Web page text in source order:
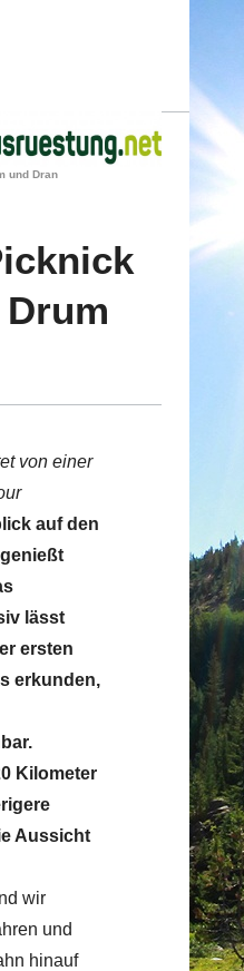
und Dran
von einer
auf den
lässt
ersten
erkunden,
Kilometer
Aussicht
wir
und
hinauf